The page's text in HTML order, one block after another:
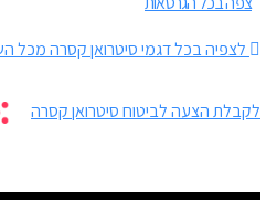
לצפיה בכל דגמי סיטרואן קסרה מכל
לקבלת הצעה לביטוח סיטרואן קסרה